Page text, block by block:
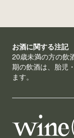
お酒に関する注記
20歳未満の方の飲
期の飲酒は、胎児
ます。